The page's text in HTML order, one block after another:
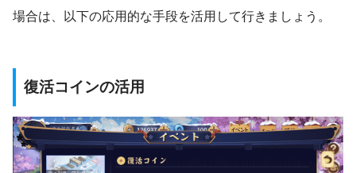
場合は、以下の応用的な手段を活用して行きましょう。
復活コインの活用